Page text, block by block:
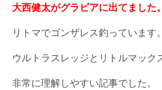
大西健太がグラビアに出てました。
リトマでゴンザレス釣っています。
ウルトラスレッジとリトルマック
非常に理解しやすい記事でした。